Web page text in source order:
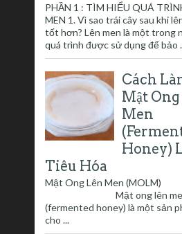
PHẦN 1 : TÌM HIỂU QUÁ
MEN 1. Vì sao trái cây sau khi
tốt hơn? Lên men là một trong
quá trình được sử dụng để bảo
Cách
Mật
Men
Honey)
Tiêu Hóa
Mật Ong Lên Men
Mật ong lên
(fermented honey) là một sản
cho ...